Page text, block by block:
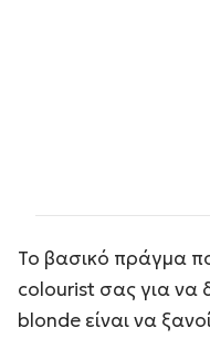
Το βασικό πράγμα
colourist σας για να
blonde είναι να